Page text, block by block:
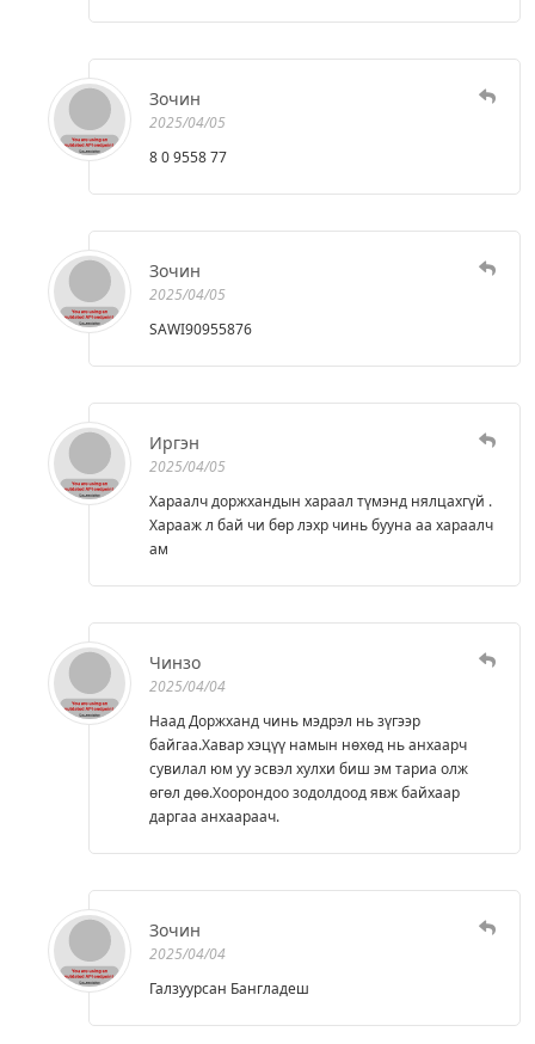
Зочин
2025/04/05
8 0 9558 77
Зочин
2025/04/05
SAWI90955876
Иргэн
2025/04/05
Хараалч доржхандын хараал түмэнд нялцахгүй .
Харааж л бай чи бөр лэхр чинь бууна аа хараалч
ам
Чинзо
2025/04/04
Наад Доржханд чинь мэдрэл нь зүгээр
байгаа.Хавар хэцүү намын нөхөд нь анхаарч
сувилал юм уу эсвэл хулхи биш эм тариа олж
өгөл дөө.Хоорондоо зодолдоод явж байхаар
даргаа анхаараач.
Зочин
2025/04/04
Галзуурсан Бангладеш